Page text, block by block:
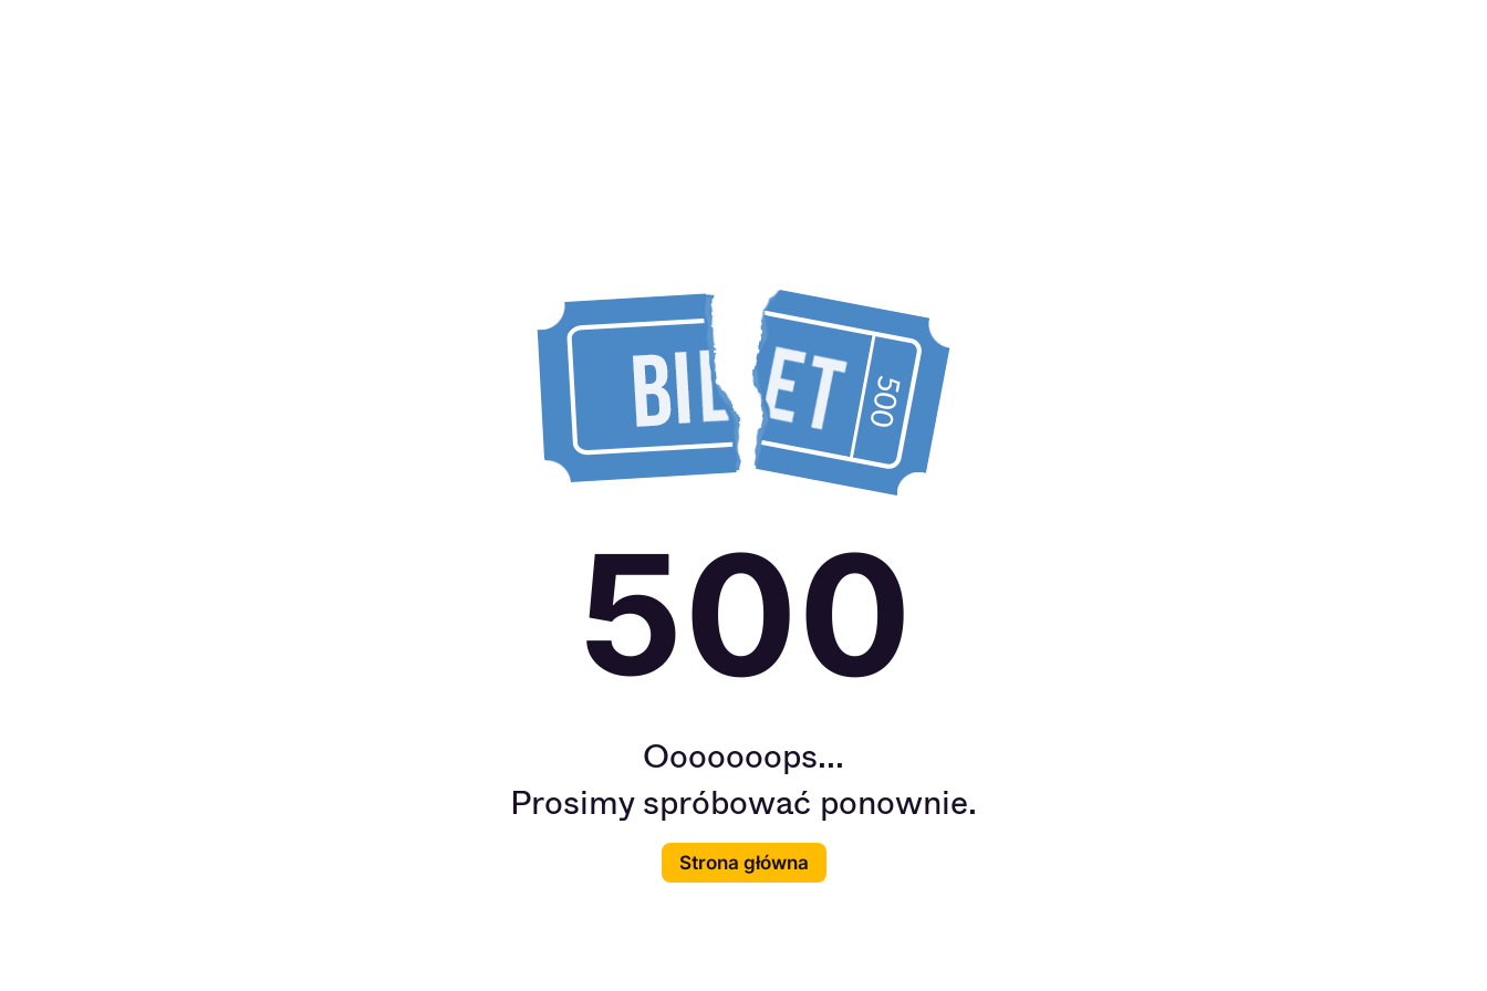
500
Ooooooops...
Prosimy spróbować ponownie.
Strona główna